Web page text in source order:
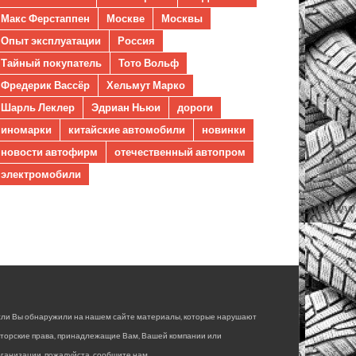
Макс Ферстаппен
Москве
Москвы
Опыт эксплуатации
Россия
Тайный покупатель
Тото Вольф
Фредерик Вассёр
Хельмут Марко
Шарль Леклер
Эдриан Ньюи
дороги
иномарки
китайские автомобили
новинки
новости автофирм
отечественный автопром
электромобили
Вы обнаружили на нашем сайте материалы, которые нарушают
права, принадлежащие Вам, Вашей компании или